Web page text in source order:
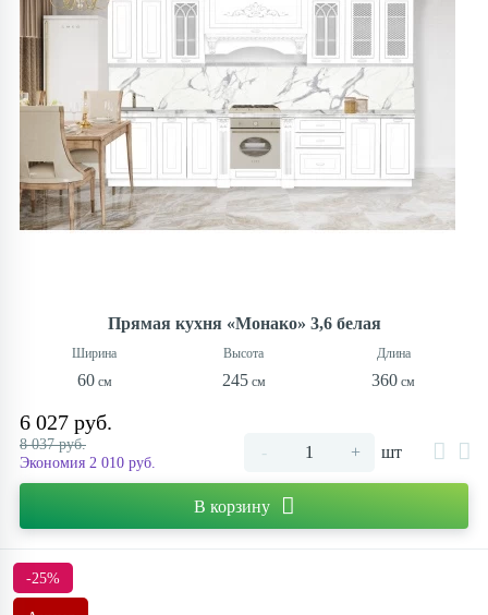
Прямая кухня «Монако» 3,6 белая
60 245 360
6 027 руб.
8 037 руб.
Экономия 2 010 руб.
- + шт
В корзину
-25%